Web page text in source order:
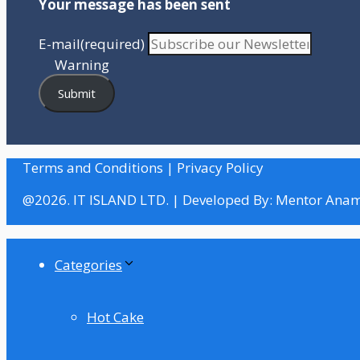
Your message has been sent
E-mail(required)
Warning
Submit
Terms and Conditions | Privacy Policy
@2026. IT ISLAND LTD. | Developed By: Mentor
Categories
Hot Cake